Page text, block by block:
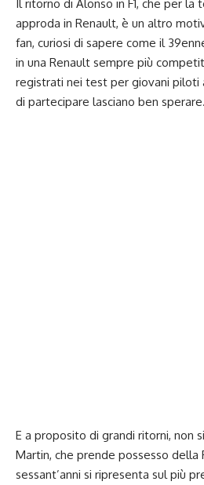
Il ritorno di Alonso in F1, che per la
approda in Renault, è un altro
fan, curiosi di sapere come il
in una Renault sempre più
registrati nei test per giovani piloti
di partecipare lasciano ben sperare.
E a proposito di grandi ritorni, non
Martin, che prende possesso della
sessant’anni si ripresenta sul più